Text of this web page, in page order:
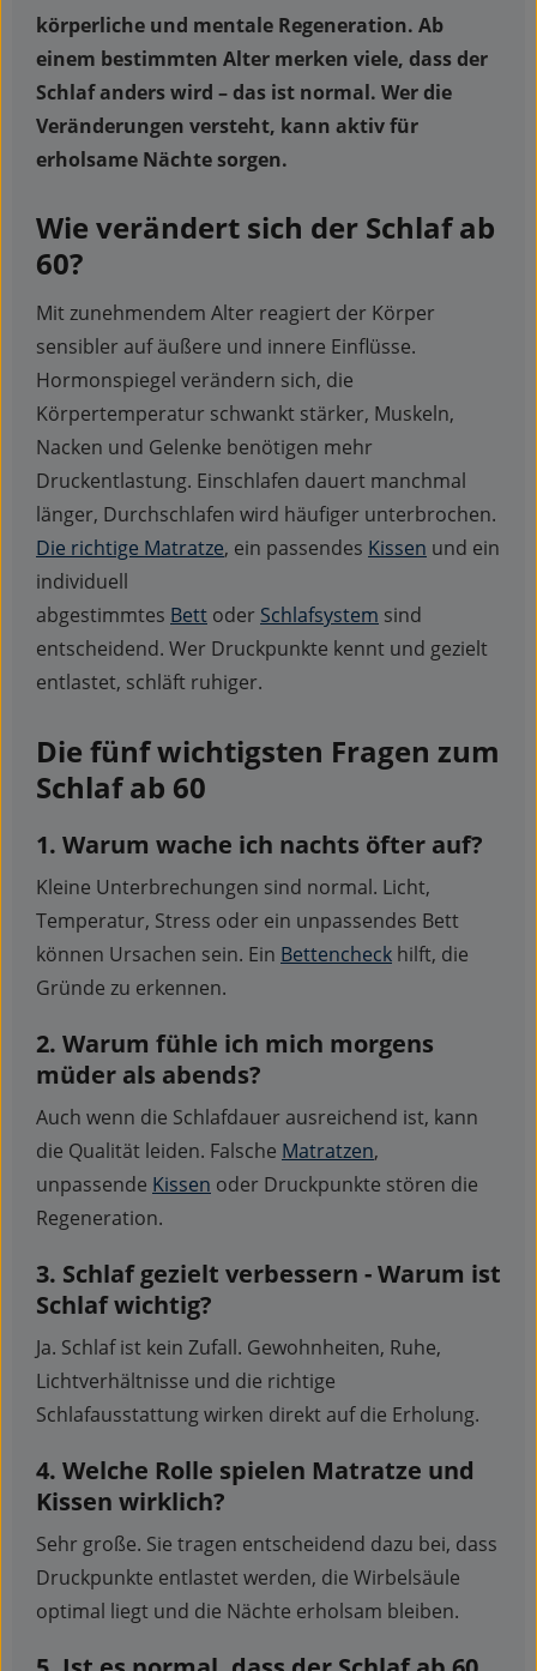
körperliche und mentale Regeneration. Ab
einem bestimmten Alter merken viele, dass der
Schlaf anders wird – das ist normal. Wer die
Veränderungen versteht, kann aktiv für
erholsame Nächte sorgen.
Wie verändert sich der Schlaf ab
60?
Mit zunehmendem Alter reagiert der Körper
sensibler auf äußere und innere Einflüsse.
Hormonspiegel verändern sich, die
Körpertemperatur schwankt stärker, Muskeln,
Nacken und Gelenke benötigen mehr
Druckentlastung. Einschlafen dauert manchmal
länger, Durchschlafen wird häufiger unterbrochen.
Die richtige Matratze, ein passendes Kissen und ein
individuell
abgestimmtes Bett oder Schlafsystem sind
entscheidend. Wer Druckpunkte kennt und gezielt
entlastet, schläft ruhiger.
Die fünf wichtigsten Fragen zum
Schlaf ab 60
1. Warum wache ich nachts öfter auf?
Kleine Unterbrechungen sind normal. Licht,
Temperatur, Stress oder ein unpassendes Bett
können Ursachen sein. Ein Bettencheck hilft, die
Gründe zu erkennen.
2. Warum fühle ich mich morgens
müder als abends?
Auch wenn die Schlafdauer ausreichend ist, kann
die Qualität leiden. Falsche Matratzen,
unpassende Kissen oder Druckpunkte stören die
Regeneration.
3. Schlaf gezielt verbessern - Warum ist
Schlaf wichtig?
Ja. Schlaf ist kein Zufall. Gewohnheiten, Ruhe,
Lichtverhältnisse und die richtige
Schlafausstattung wirken direkt auf die Erholung.
4. Welche Rolle spielen Matratze und
Kissen wirklich?
Sehr große. Sie tragen entscheidend dazu bei, dass
Druckpunkte entlastet werden, die Wirbelsäule
optimal liegt und die Nächte erholsam bleiben.